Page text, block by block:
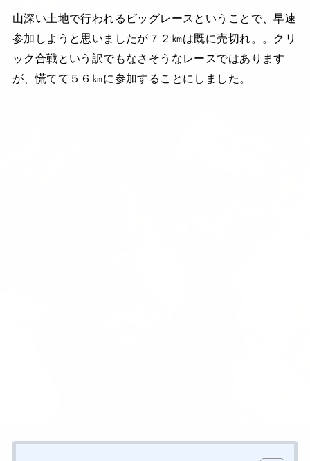
山深い土地で行われるビッグレースということで、早速
参加しようと思いましたが７２㎞は既に売切れ。。クリ
ック合戦という訳でもなさそうなレースではあります
が、慌てて５６㎞に参加することにしました。